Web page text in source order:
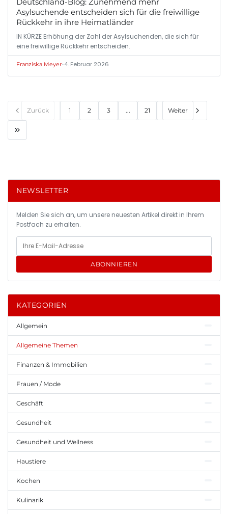
Asylsuchende entscheiden sich für die freiwillige
Rückkehr in ihre Heimatländer
IN KÜRZE Erhöhung der Zahl der Asylsuchenden, die sich für
eine freiwillige Rückkehr entscheiden.
Franziska Meyer•4. Februar 2026
Zurück 1 2 3 ... 21 Weiter
NEWSLETTER
Melden Sie sich an, um unsere neuesten Artikel direkt in Ihrem
Postfach zu erhalten.
ABONNIEREN
KATEGORIEN
Allgemein
Allgemeine Themen
Finanzen & Immobilien
Frauen / Mode
Geschäft
Gesundheit
Gesundheit und Wellness
Haustiere
Kochen
Kulinarik